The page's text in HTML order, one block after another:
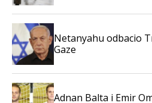
Netanyahu odbacio
Gaze
Adnan Balta i Emir